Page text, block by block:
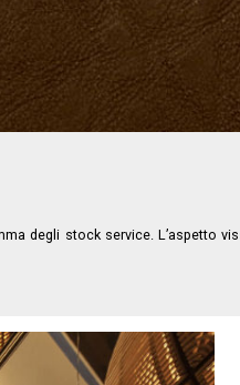
degli stock service. L’aspetto